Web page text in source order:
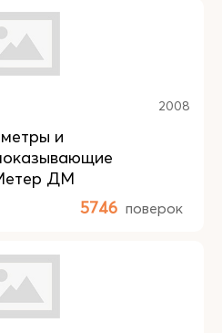
2008
и
ДМ
5746 поверок